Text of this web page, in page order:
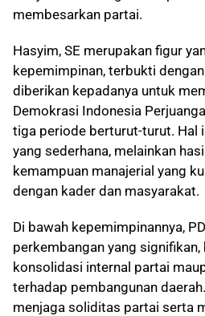
membesarkan partai.
Hasyim, SE merupakan figur
kepemimpinan, terbukti
diberikan kepadanya untuk
Demokrasi Indonesia
tiga periode berturut-turut. Hal
yang sederhana, melainkan
kemampuan manajerial yang
dengan kader dan masyarakat.
Di bawah kepemimpinannya,
perkembangan yang
konsolidasi internal partai
terhadap pembangunan
menjaga soliditas partai serta